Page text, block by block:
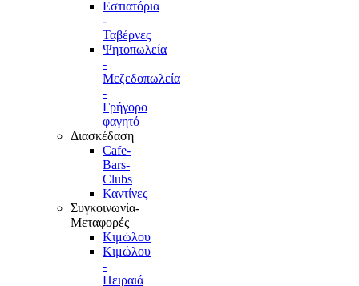
Εστιατόρια
-
Ταβέρνες
Ψητοπωλεία
-
Μεζεδοπωλεία
-
Γρήγορο
φαγητό
Διασκέδαση
Cafe-
Bars-
Clubs
Καντίνες
Συγκοινωνία-
Μεταφορές
Κιμώλου
Κιμώλου
-
Πειραιά